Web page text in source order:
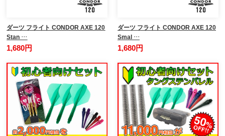
ダーツ フライト CONDOR AXE 120
Stan …
1,680円
ダーツ フライト CONDOR AXE 120
Smal …
1,680円